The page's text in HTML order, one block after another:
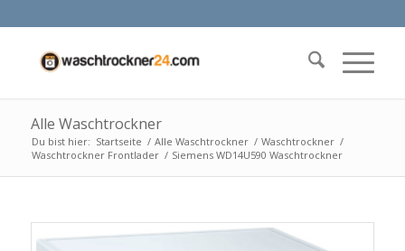
Alle Waschtrockner
Du bist hier: Startseite / Alle Waschtrockner / Waschtrockner /
Waschtrockner Frontlader / Siemens WD14U590 Waschtrockner